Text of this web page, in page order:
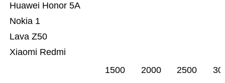
Xiaomi Redmi
Lava Z50
Nokia 1
Huawei Honor 5A
1500 2000 2500